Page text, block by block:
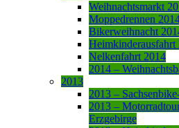
Weihnachtsmarkt
Moppedrennen
Bikerweihnacht
Heimkinderausfahrt
Nelkenfahrt 2014
2014 –
2013
2013 –
2013 –
Erzgebirge